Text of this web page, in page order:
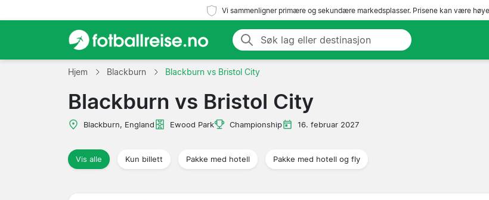
Vi sammenligner primære og sekundære markedsplasser. Prisene kan være
Hjem Blackburn Blackburn vs Bristol City
Blackburn vs Bristol City
Blackburn, England Ewood Park Championship 16. februar 2027
Vis alle Kun billett Pakke med hotell Pakke med hotell og fly